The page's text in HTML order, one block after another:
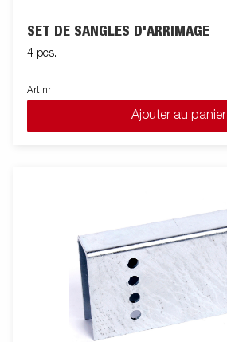
SET DE SANGLES D'ARRIMAGE
4 pcs.
Art nr
Ajouter au panier